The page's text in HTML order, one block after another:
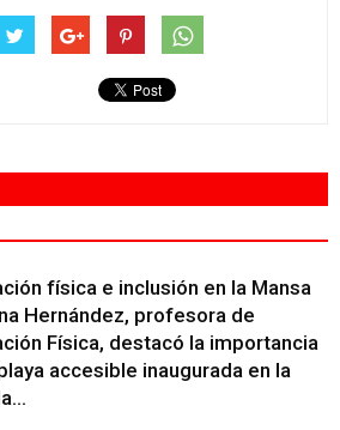
física e inclusión en la Mansa
Hernández, profesora de
Física, destacó la importancia
accesible inaugurada en la